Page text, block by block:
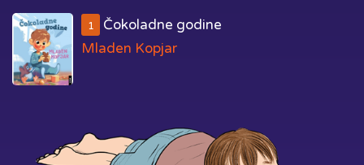
1
Čokoladne godine
Mladen Kopjar